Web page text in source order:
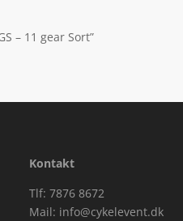
– 11 gear Sort”
Kontakt
Tlf: 7876 8672
Mail: info@cykelevent.dk